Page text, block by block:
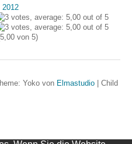
2012
von 5)
Yoko von Elmastudio
Child